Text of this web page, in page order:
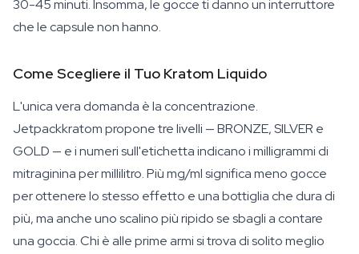
30-45 minuti. Insomma, le gocce ti danno un interruttore
che le capsule non hanno.
Come Scegliere il Tuo Kratom Liquido
L'unica vera domanda è la concentrazione.
Jetpackkratom propone tre livelli — BRONZE, SILVER e
GOLD — e i numeri sull'etichetta indicano i milligrammi di
mitraginina per millilitro. Più mg/ml significa meno gocce
per ottenere lo stesso effetto e una bottiglia che dura di
più, ma anche uno scalino più ripido se sbagli a contare
una goccia. Chi è alle prime armi si trova di solito meglio